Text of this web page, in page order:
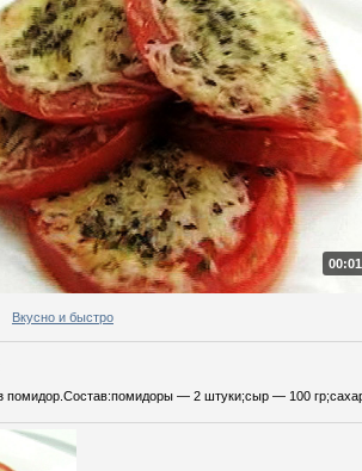
Вкусно и быстро
помидор.Состав:помидоры — 2 штуки;сыр — 100